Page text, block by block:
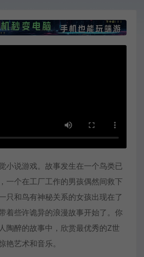
小说游戏。故事发生在一个鸟类已
一个在工厂工作的男孩偶然间救下
只和鸟有神秘关系的女孩出现在了
着些许诡异的浪漫故事开始了。你
陶醉的故事中，欣赏最优秀的Z世
艳艺术和音乐。